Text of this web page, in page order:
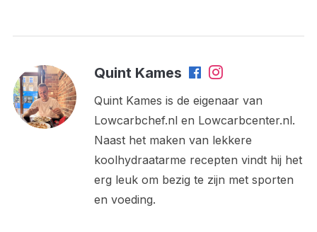
Quint Kames
Quint Kames is de eigenaar van
Lowcarbchef.nl en Lowcarbcenter.nl.
Naast het maken van lekkere
koolhydraatarme recepten vindt hij het
erg leuk om bezig te zijn met sporten
en voeding.